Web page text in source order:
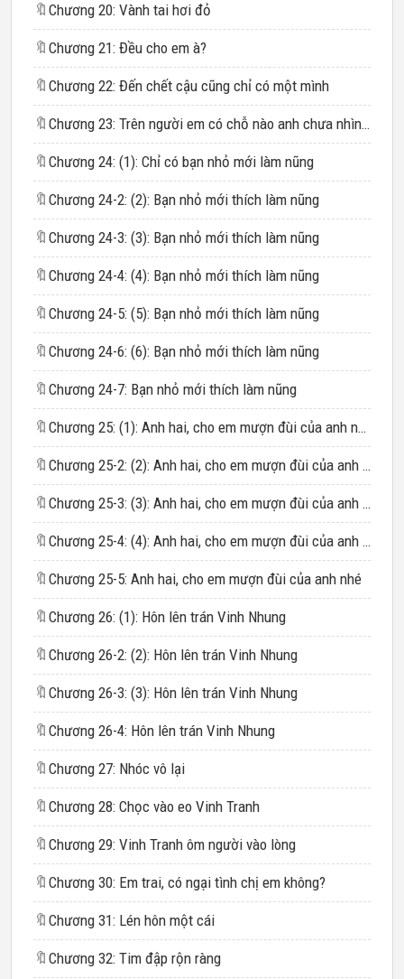
🔖 Chương 20: Vành tai hơi đỏ
🔖 Chương 21: Đều cho em à?
🔖 Chương 22: Đến chết cậu cũng chỉ có một mình
🔖 Chương 23: Trên người em có chỗ nào anh chưa nhìn thấy?
🔖 Chương 24: (1): Chỉ có bạn nhỏ mới làm nũng
🔖 Chương 24-2: (2): Bạn nhỏ mới thích làm nũng
🔖 Chương 24-3: (3): Bạn nhỏ mới thích làm nũng
🔖 Chương 24-4: (4): Bạn nhỏ mới thích làm nũng
🔖 Chương 24-5: (5): Bạn nhỏ mới thích làm nũng
🔖 Chương 24-6: (6): Bạn nhỏ mới thích làm nũng
🔖 Chương 24-7: Bạn nhỏ mới thích làm nũng
🔖 Chương 25: (1): Anh hai, cho em mượn đùi của anh nhé
🔖 Chương 25-2: (2): Anh hai, cho em mượn đùi của anh nhé
🔖 Chương 25-3: (3): Anh hai, cho em mượn đùi của anh nhé
🔖 Chương 25-4: (4): Anh hai, cho em mượn đùi của anh nhé
🔖 Chương 25-5: Anh hai, cho em mượn đùi của anh nhé
🔖 Chương 26: (1): Hôn lên trán Vinh Nhung
🔖 Chương 26-2: (2): Hôn lên trán Vinh Nhung
🔖 Chương 26-3: (3): Hôn lên trán Vinh Nhung
🔖 Chương 26-4: Hôn lên trán Vinh Nhung
🔖 Chương 27: Nhóc vô lại
🔖 Chương 28: Chọc vào eo Vinh Tranh
🔖 Chương 29: Vinh Tranh ôm người vào lòng
🔖 Chương 30: Em trai, có ngại tình chị em không?
🔖 Chương 31: Lén hôn một cái
🔖 Chương 32: Tim đập rộn ràng